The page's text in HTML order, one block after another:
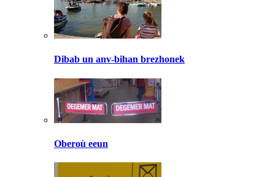
Dibab un anv-bihan brezhonek
Oberoù eeun